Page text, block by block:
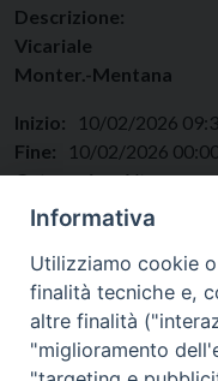
Descrizione:
Vicariale
Monter.-Mentana
Inizio:
10/02/2026
Fine:
10/02/2026
Categorie: Altro
Regione: Lazio
Informativa
Utilizziamo cookie
finalità tecniche e,
altre finalità
"miglioramento